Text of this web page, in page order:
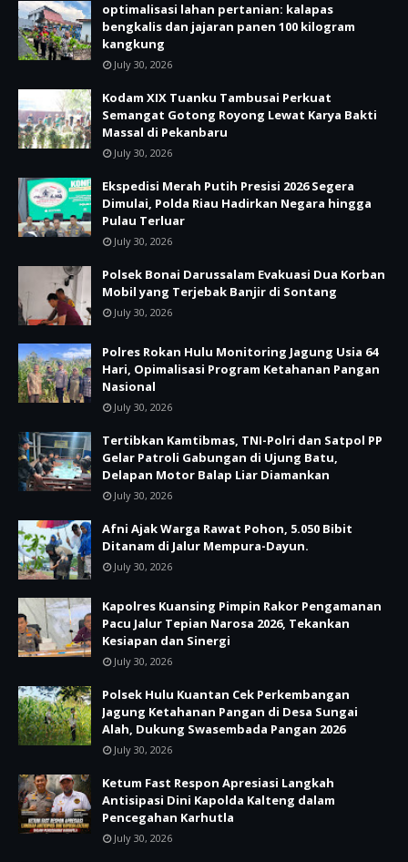
optimalisasi lahan pertanian: kalapas
bengkalis dan jajaran panen 100 kilogram
kangkung
July 30, 2026
Kodam XIX Tuanku Tambusai Perkuat
Semangat Gotong Royong Lewat Karya Bakti
Massal di Pekanbaru
July 30, 2026
Ekspedisi Merah Putih Presisi 2026 Segera
Dimulai, Polda Riau Hadirkan Negara hingga
Pulau Terluar
July 30, 2026
Polsek Bonai Darussalam Evakuasi Dua Korban
Mobil yang Terjebak Banjir di Sontang
July 30, 2026
Polres Rokan Hulu Monitoring Jagung Usia 64
Hari, Opimalisasi Program Ketahanan Pangan
Nasional
July 30, 2026
Tertibkan Kamtibmas, TNI-Polri dan Satpol PP
Gelar Patroli Gabungan di Ujung Batu,
Delapan Motor Balap Liar Diamankan
July 30, 2026
Afni Ajak Warga Rawat Pohon, 5.050 Bibit
Ditanam di Jalur Mempura-Dayun.
July 30, 2026
Kapolres Kuansing Pimpin Rakor Pengamanan
Pacu Jalur Tepian Narosa 2026, Tekankan
Kesiapan dan Sinergi
July 30, 2026
Polsek Hulu Kuantan Cek Perkembangan
Jagung Ketahanan Pangan di Desa Sungai
Alah, Dukung Swasembada Pangan 2026
July 30, 2026
Ketum Fast Respon Apresiasi Langkah
Antisipasi Dini Kapolda Kalteng dalam
Pencegahan Karhutla
July 30, 2026